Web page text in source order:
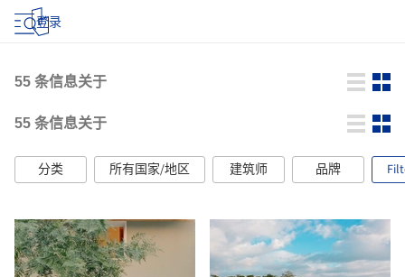
登录
55 条信息关于
55 条信息关于
分类 所有国家/地区 建筑师 品牌